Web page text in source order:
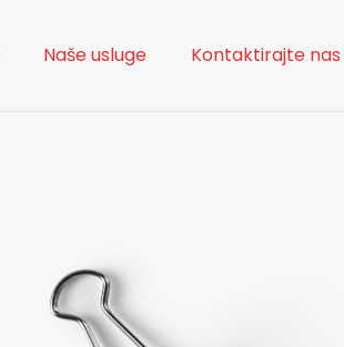
Naše usluge Kontaktirajte nas